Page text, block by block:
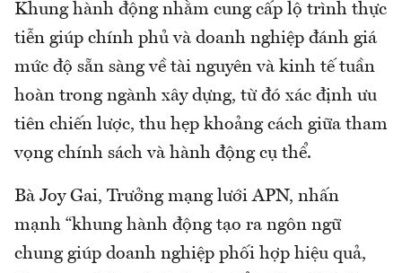
Khung hành động nhằm cung cấp lộ trình thực
tiễn giúp chính phủ và doanh nghiệp đánh giá
mức độ sẵn sàng về tài nguyên và kinh tế tuần
hoàn trong ngành xây dựng, từ đó xác định ưu
tiên chiến lược, thu hẹp khoảng cách giữa tham
vọng chính sách và hành động cụ thể.
Bà Joy Gai, Trưởng mạng lưới APN, nhấn
mạnh “khung hành động tạo ra ngôn ngữ
chung giúp doanh nghiệp phối hợp hiệu quả,